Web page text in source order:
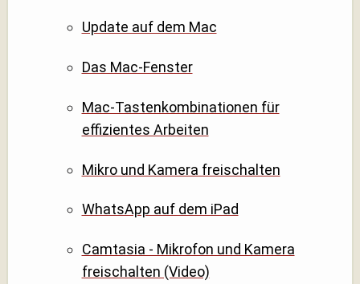
Update auf dem Mac
Das Mac-Fenster
Mac-Tastenkombinationen für
effizientes Arbeiten
Mikro und Kamera freischalten
WhatsApp auf dem iPad
Camtasia - Mikrofon und Kamera
freischalten (Video)